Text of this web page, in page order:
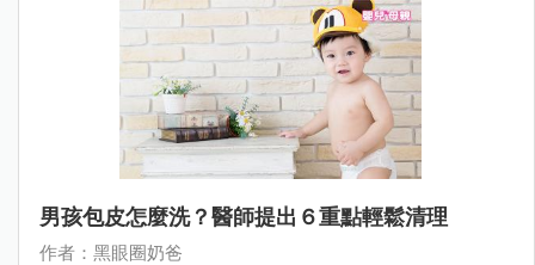
男孩包皮怎麼洗？醫師提出６重點輕鬆清理
作者：黑眼圈奶爸